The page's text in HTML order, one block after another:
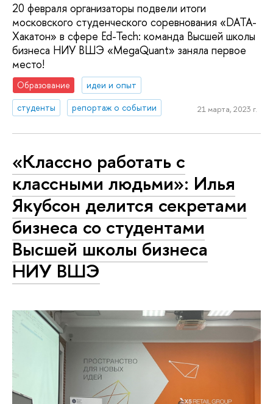
20 февраля организаторы подвели итоги
московского студенческого соревнования «DATA-
Хакатон» в сфере Ed-Tech: команда Высшей школы
бизнеса НИУ ВШЭ «MegaQuant» заняла первое
место!
Образование
идеи и опыт
студенты
репортаж о событии 21 марта, 2023 г.
«Классно работать с
классными людьми»: Илья
Якубсон делится секретами
бизнеса со студентами
Высшей школы бизнеса
НИУ ВШЭ